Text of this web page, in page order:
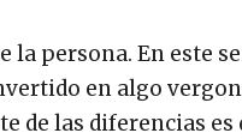
persona. En este
en algo
de las diferencias es